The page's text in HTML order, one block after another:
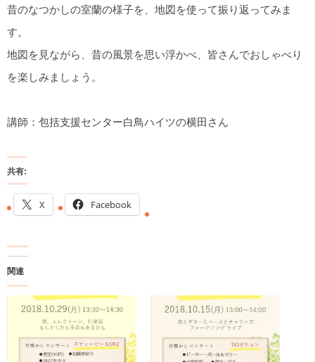
昔のなつかしの室蘭の様子を、地図を使って振り返ってみま
す。
地図を見ながら、昔の風景を思い浮かべ、皆さんでおしゃべり
を楽しみましょう。
講師：包括支援センター白鳥ハイツの横田さん
共有:
X Facebook
関連